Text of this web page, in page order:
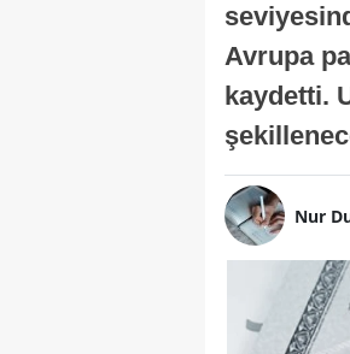
Avrupa
kaydetti.
Nur